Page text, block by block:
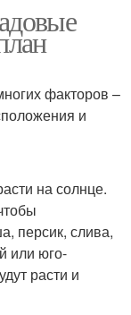
факторов –
и
на солнце.
персик, слива,
или юго-
расти и